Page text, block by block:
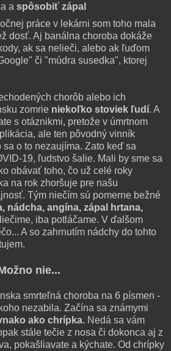
a spôsobiť zápal
práce v lekárni som toho mala
dosť. Aj banálna choroba dokáže
ak sa nelieči, alebo ak ľuďom
či "múdra susedka", ktorej
chorôb alebo ich
zomrie niekoľko stoviek ľudí. A
s otáznikmi, pretože v úmrtnom
ale ten pôvodný vinník
sa o to nezaujíma. Zato keď sa
19, ľudstvo šalie. Mali by sme sa
obávať toho, čo už celé roky
na rok zhoršuje pre našu
Tým niečím sú pomerne bežné
nádcha, angína, zápal hrtana,
iba potláčame. V ďalšom
A so zahrnutím nádchy do tohto
nie...
smrteľná choroba na 6 písmen -
nezabila. Začína sa známymi
ako chrípka. Nedá sa vám
stále tečie z nosa či dokonca aj z
pokašliavate a kýchate. Od chrípky